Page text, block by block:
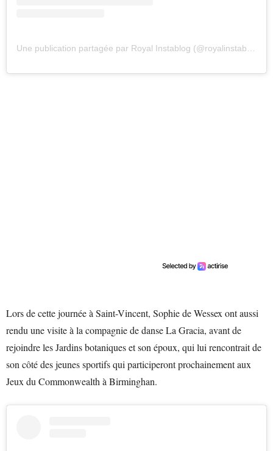
Lors de cette journée à Saint-Vincent, Sophie de Wessex ont aussi
rendu une visite à la compagnie de danse La Gracia, avant de
rejoindre les Jardins botaniques et son époux, qui lui rencontrait de
son côté des jeunes sportifs qui participeront prochainement aux
Jeux du Commonwealth à Birminghan.